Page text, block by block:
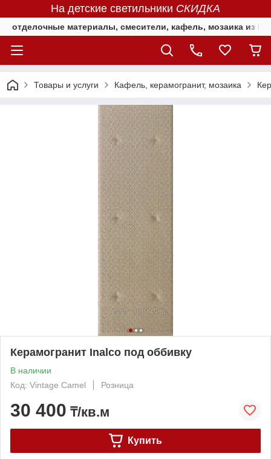
На детские светильники СКИДКА
отделочные материалы, смесители, кафель, мозаика из
Товары и услуги Кафель, керамогранит, мозаика
Керамогранит Inalco под оббивку
В наличии
Код: Vintage Camel
Розница
30 400 ₸/кв.м
Купить